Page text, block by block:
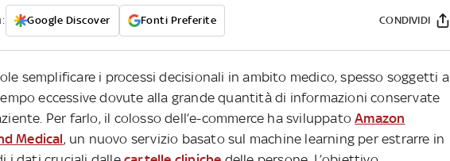
Google Discover Fonti Preferite CONDIVIDI
semplificare i processi decisionali in ambito medico, spesso soggetti a
eccessive dovute alla grande quantità di informazioni conservate
Per farlo, il colosso dell’e-commerce ha sviluppatoAmazon
Medical, un nuovo servizio basato sul machine learning per estrarre in